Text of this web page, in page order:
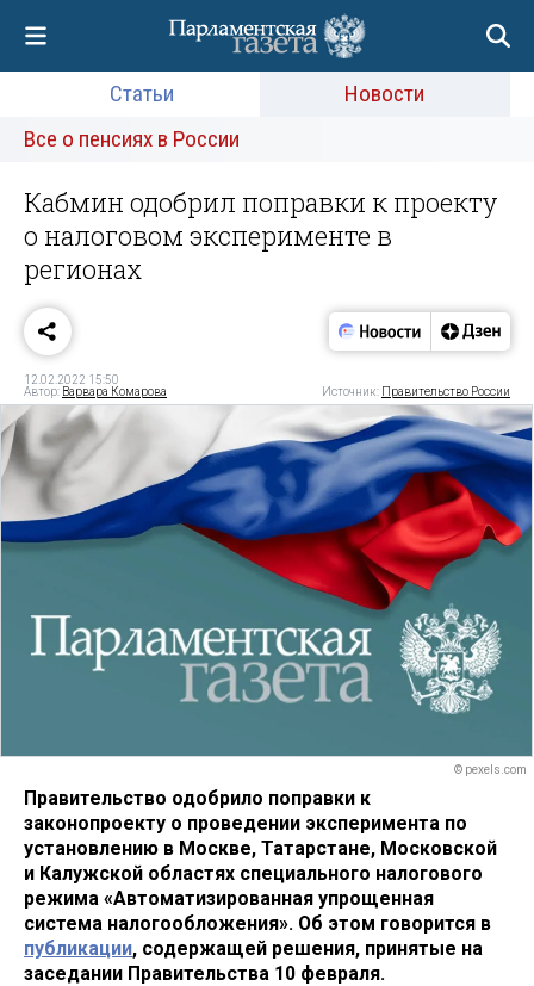
Статьи
Новости
Все о пенсиях в России
Кабмин одобрил поправки к проекту
о налоговом эксперименте в
регионах
12.02.2022 15:50
Автор: Варвара Комарова Источник: Правительство России
© pexels.com
Правительство одобрило поправки к
законопроекту о проведении эксперимента по
установлению в Москве, Татарстане, Московской
и Калужской областях специального налогового
режима «Автоматизированная упрощенная
система налогообложения». Об этом говорится в
публикации, содержащей решения, принятые на
заседании Правительства 10 февраля.